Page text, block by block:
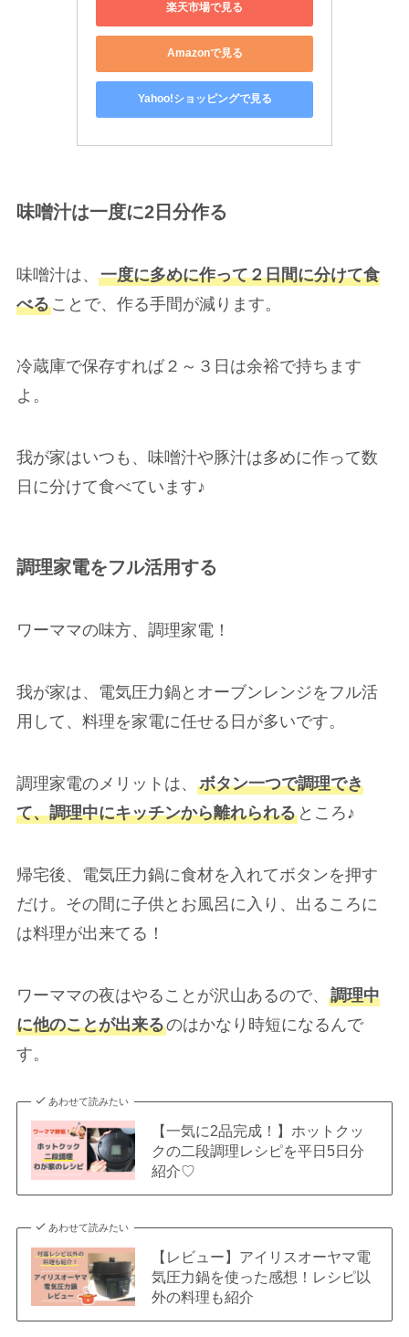
楽天市場で見る
Amazonで見る
Yahoo!ショッピングで見る
味噌汁は一度に2日分作る
味噌汁は、 一度に多めに作って２日間に分けて食
べることで、作る手間が減ります。
冷蔵庫で保存すれば２～３日は余裕で持ちます
よ。
我が家はいつも、味噌汁や豚汁は多めに作って数
日に分けて食べています♪
調理家電をフル活用する
ワーママの味方、調理家電！
我が家は、電気圧力鍋とオーブンレンジをフル活
用して、料理を家電に任せる日が多いです。
調理家電のメリットは、 ボタン一つで調理でき
て、調理中にキッチンから離れられるところ♪
帰宅後、電気圧力鍋に食材を入れてボタンを押す
だけ。その間に子供とお風呂に入り、出るころに
は料理が出来てる！
ワーママの夜はやることが沢山あるので、 調理中
に他のことが出来るのはかなり時短になるんで
す。
あわせて読みたい
【一気に2品完成！】ホットクッ
クの二段調理レシピを平日5日分
紹介♡
あわせて読みたい
【レビュー】アイリスオーヤマ電
気圧力鍋を使った感想！レシピ以
外の料理も紹介